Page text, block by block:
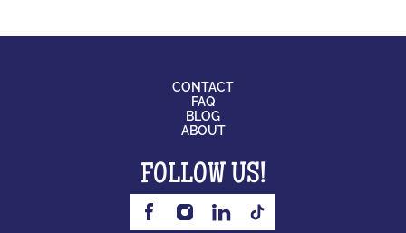
CONTACT
FAQ
BLOG
ABOUT
FOLLOW US!